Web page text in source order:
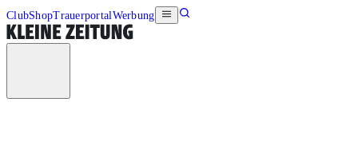
ClubShopTrauerportalWerbung